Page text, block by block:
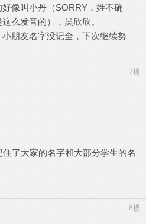
像叫小丹（SORRY，姓不确
么发音的），吴欣欣。
朋友名字没记全，下次继续努
7楼
了大家的名字和大部分学生的名
8楼